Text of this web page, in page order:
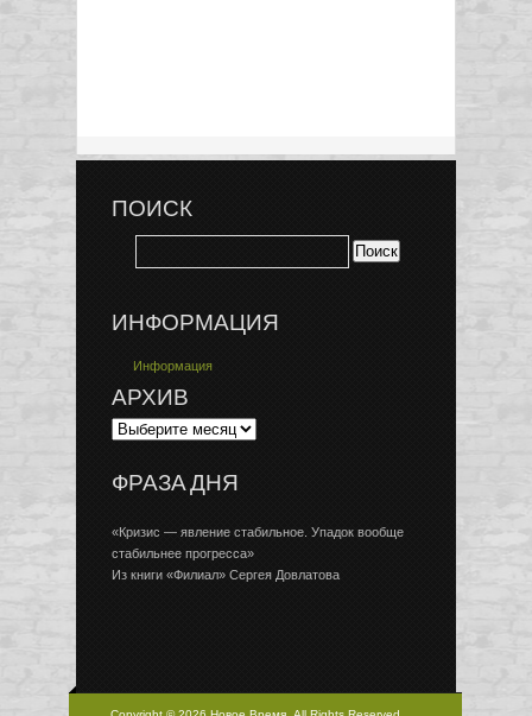
ПОИСК
ИНФОРМАЦИЯ
Информация
АРХИВ
ФРАЗА ДНЯ
«Кризис — явление стабильное. Упадок вообще
стабильнее прогресса»
Из книги «Филиал» Сергея Довлатова